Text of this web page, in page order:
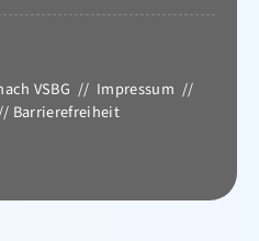
VSBG // Impressum //
Barrierefreiheit